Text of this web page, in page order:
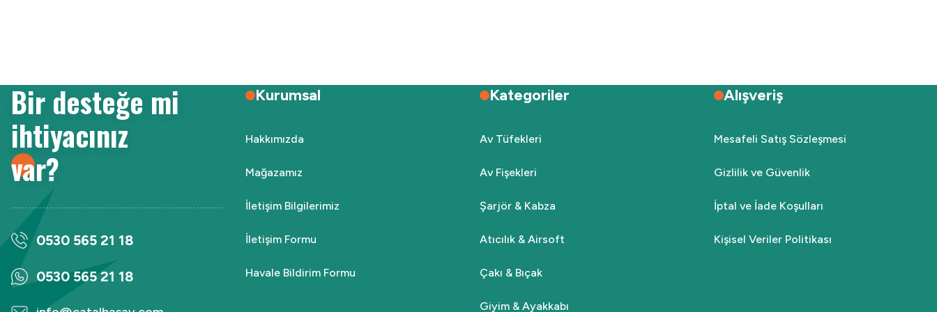
Bu ürüne benzer farklı alternatifler olmalı.
Bir desteğe mi
ihtiyacınız
var?
0530 565 21 18
0530 565 21 18
Kurumsal
Hakkımızda
Mağazamız
İletişim Bilgilerimiz
İletişim Formu
Havale Bildirim Formu
Kategoriler
Av Tüfekleri
Av Fişekleri
Şarjör & Kabza
Atıcılık & Airsoft
Çakı & Bıçak
Giyim & Ayakkabı
Alışveriş
Mesafeli Satış Sözleşmesi
Gizlilik ve Güvenlik
İptal ve İade Koşulları
Kişisel Veriler Politikası